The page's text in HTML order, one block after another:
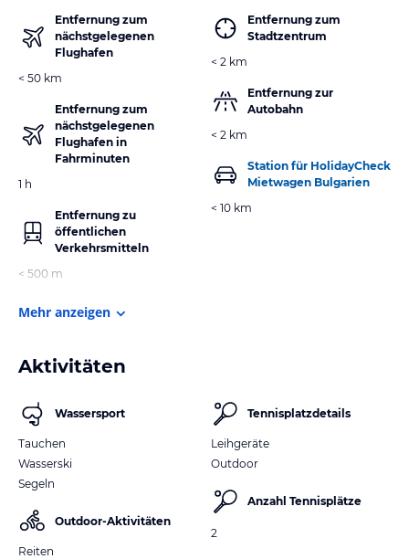
Entfernung zum
nächstgelegenen
Flughafen
< 50 km
Entfernung zum
nächstgelegenen
Flughafen in
Fahrminuten
1 h
Entfernung zu
öffentlichen
Verkehrsmitteln
< 500 m
Entfernung zum
Stadtzentrum
< 2 km
Entfernung zur
Autobahn
< 2 km
Station für HolidayCheck
Mietwagen Bulgarien
< 10 km
Mehr anzeigen
Aktivitäten
Wassersport
Tauchen
Wasserski
Segeln
Outdoor-Aktivitäten
Reiten
Tennisplatzdetails
Leihgeräte
Outdoor
Anzahl Tennisplätze
2